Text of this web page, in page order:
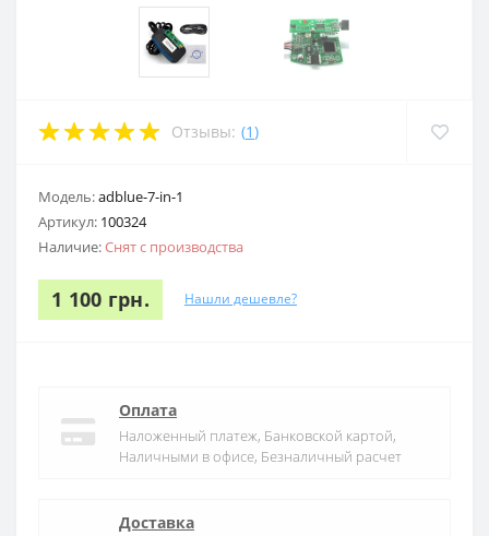
Отзывы: (1)
Модель:adblue-7-in-1
Артикул: 100324
Наличие:Снят с производства
1 100 грн. Нашли дешевле?
Оплата
Наложенный платеж, Банковской картой,
Наличными в офисе, Безналичный расчет
Доставка